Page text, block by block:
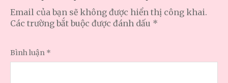
Email của bạn sẽ không được hiển thị công khai.
Các trường bắt buộc được đánh dấu *
Bình luận *